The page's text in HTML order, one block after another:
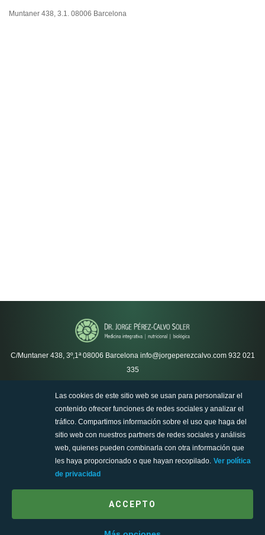
Muntaner 438, 3.1. 08006 Barcelona
C/Muntaner 438, 3º,1ª08006 Barcelona info@jorgeperezcalvo.com932 021
335
Política de privacidad
Política de cookies
Ejercicio de derechos sobre sus datos personales
Condiciones de uso de la web
Las cookies de este sitio web se usan para personalizar el
contenido ofrecer funciones de redes sociales y analizar el
tráfico. Compartimos información sobre el uso que haga del
sitio web con nuestros partners de redes sociales y análisis
web, quienes pueden combinarla con otra información que
les haya proporcionado o que hayan recopilado. Ver política
de privacidad
ACCEPTO